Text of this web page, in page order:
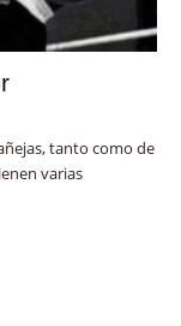
tanto como de
varias